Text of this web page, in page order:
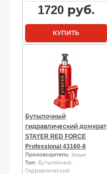
1720руб.
КУПИТЬ
Бутылочный
гидравлический домкрат
STAYER RED FORCE
Professional 43160-8
Производитель: Stayer
Тип: Бутылочный,
Гидравлический